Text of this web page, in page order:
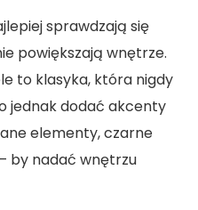
sprawdzają się
powiększają wnętrze.
to klasyka, która nigdy
jednak dodać akcenty
elementy, czarne
by nadać wnętrzu